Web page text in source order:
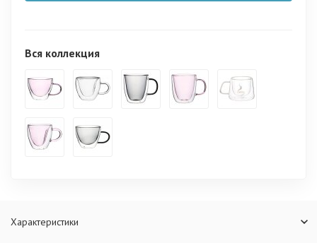
Вся коллекция
Характеристики